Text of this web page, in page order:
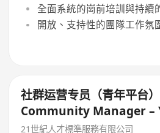
全面系統的崗前培訓與持續
開放、支持性的團隊工作氛
社群运营专员（青年平台
Community Manager –
Events
21世紀人才標準服務有限公司